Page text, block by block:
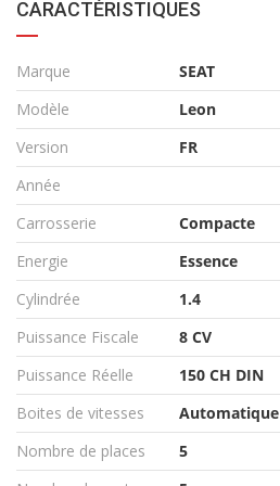
CARACTÉRISTIQUES
Marque
SEAT
Modèle
Leon
Version
FR
Année
Carrosserie
Compacte
Energie
Essence
Cylindrée
1.4
Puissance Fiscale
8 CV
Puissance Réelle
150 CH DIN
Boites de vitesses
Automatique
Nombre de places
5